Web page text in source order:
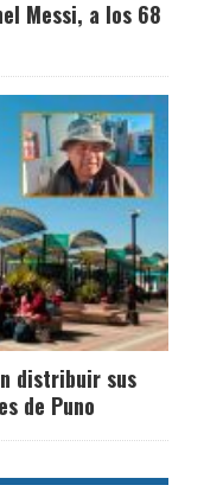
Messi, a los 68
distribuir sus
de Puno